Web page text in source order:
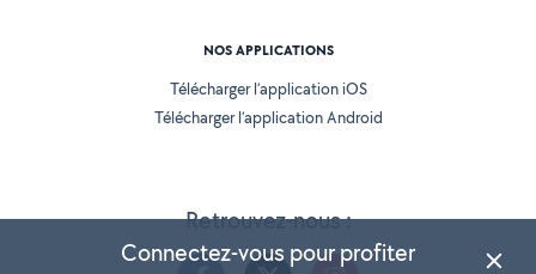
Retrouvez-nous :
NOS APPLICATIONS
Télécharger l’application iOS
Télécharger l’application Android
Connectez-vous pour profiter